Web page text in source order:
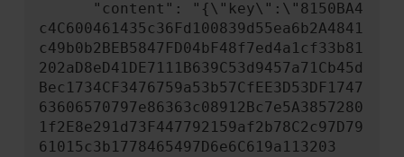
c4C600461435c36Fd100839d55ea6b2A4841
c49b0b2BEB5847FD04bF48f7ed4a1cf33b81
202aD8eD41DE7111B639C53d9457a71Cb45d
Bec1734CF3476759a53b57CfEE3D53DF1747
63606570797e86363c08912Bc7e5A3857280
1f2E8e291d73F447792159af2b78C2c97D79
61015c3b1778465497D6e6C619a113203